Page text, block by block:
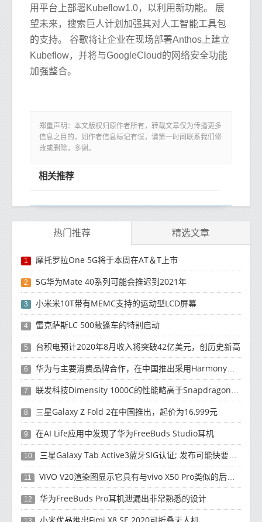
用平台上部署Kubeflow1.0，以利用新功能。 展
望未来，搜索巨人计划加强其对人工智能工具包
的支持。 谷歌将让企业在现场部署Anthos上建立
Kubeflow，并将与GoogleCloud的网络安全功能
加强整合。
郑重声明：本文版权归原作者所有，转载文章仅为传播更多
信息之目的，如作者信息标记有误，请第一时间联系我们修
改或删除，多谢。
相关推荐
热门推荐 精选文章
1 摩托罗拉One 5G将于本周在AT＆T上市
2 5G华为Mate 40系列可能会推迟到2021年
3 小米米10T带有MEMC支持的运动型LCD屏幕
4 雷克萨斯LC 500敞篷车的特别启动
5 台积电预计2020年8月收入将突破42亿美元，创历史新高
6 华为与主要消费品牌合作，在中国推出采用HarmonyOS 2.0的智能家居产品
7 联发科技Dimensity 1000C的性能略高于Snapdragon 765G
8 三星Galaxy Z Fold 2在中国推出，起价为16,999元
9 在AI Life应用中发现了华为FreeBuds Studio耳机
10 三星Galaxy Tab Active3蓝牙SIG认证; 发布可能快要结束了
11 ViVO V20渲染图显示它具有与vivo X50 Pro类似的后部设计
12 华为FreeBuds Pro耳机泄漏出非常熟悉的设计